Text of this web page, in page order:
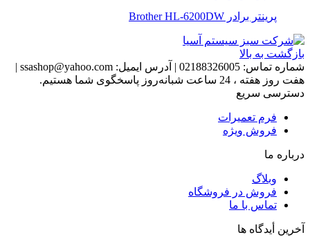
پرینتر برادر Brother HL-6200DW
بازگشت به بالا
شماره تماس: 02188326005
| آدرس ایمیل: ssashop@yahoo.com
|
هفت روز هفته ، 24 ساعت شبانه‌روز پاسخگوی شما هستیم.
دسترسی سریع
فرم تعمیرات
فروش ویژه
درباره ما
وبلاگ
فروش در فروشگاه
تماس با ما
آخرین أیدگاه ها